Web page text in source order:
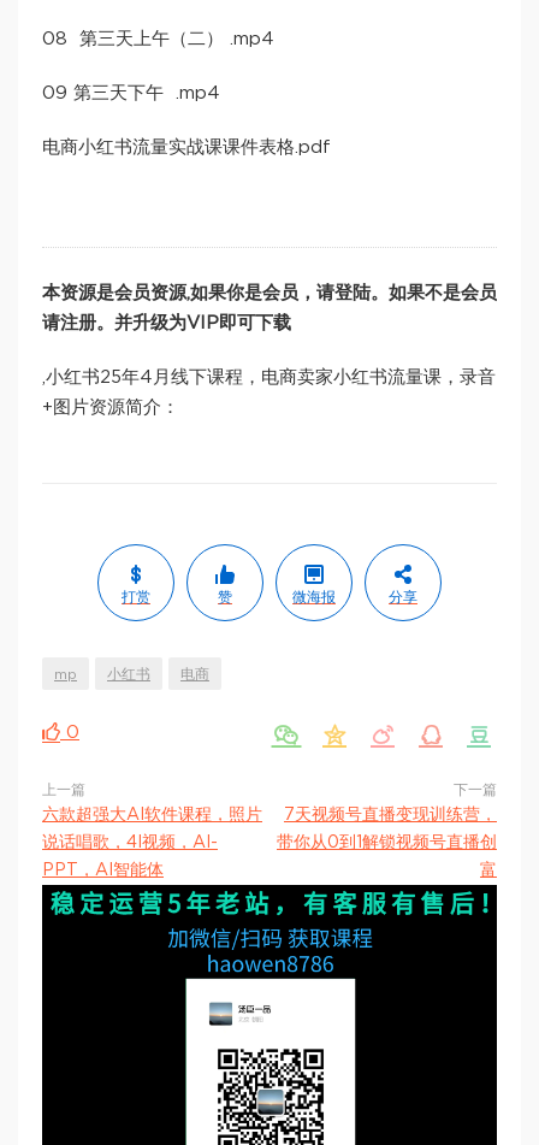
08 第三天上午（二） .mp4
09 第三天下午 .mp4
电商小红书流量实战课课件表格.pdf
本资源是会员资源,如果你是会员，请登陆。如果不是会员
请注册。并升级为VIP即可下载
,小红书25年4月线下课程，电商卖家小红书流量课，录音
+图片资源简介：
打赏 赞 微海报 分享
mp 小红书 电商
0     
上一篇
六款超强大AI软件课程，照片
说话唱歌，4I视频，AI-
PPT，AI智能体
下一篇
7天视频号直播变现训练营，
带你从0到1解锁视频号直播创
富